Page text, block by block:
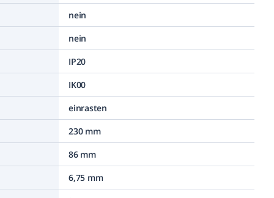
nein
nein
IP20
IK00
einrasten
230 mm
86 mm
6,75 mm